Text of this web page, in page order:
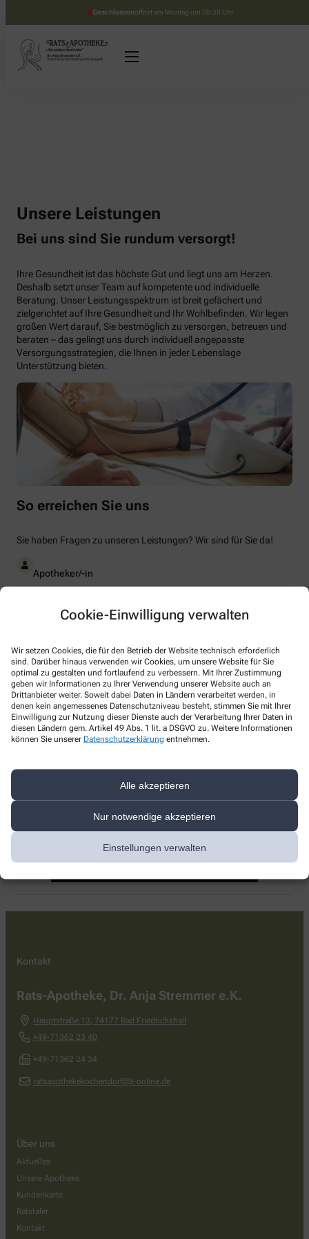
Cookie-Einwilligung verwalten
Wir setzen Cookies, die für den Betrieb der Website technisch erforderlich
sind. Darüber hinaus verwenden wir Cookies, um unsere Website für Sie
optimal zu gestalten und fortlaufend zu verbessern. Mit Ihrer Zustimmung
geben wir Informationen zu Ihrer Verwendung unserer Website auch an
Drittanbieter weiter. Soweit dabei Daten in Ländern verarbeitet werden, in
denen kein angemessenes Datenschutzniveau besteht, stimmen Sie mit Ihrer
Einwilligung zur Nutzung dieser Dienste auch der Verarbeitung Ihrer Daten in
diesen Ländern gem. Artikel 49 Abs. 1 lit. a DSGVO zu. Weitere Informationen
können Sie unserer Datenschutzerklärung entnehmen.
Alle akzeptieren
Nur notwendige akzeptieren
Einstellungen verwalten
Geschlossenöffnet am Montag um 08:30 Uhr
Unsere Leistungen
Bei uns sind Sie rundum versorgt!
Ihre Gesundheit ist das höchste Gut und liegt uns am Herzen.
Deshalb setzt unser Team auf kompetente und individuelle
Beratung. Unser Leistungsspektrum ist breit gefächert und
zielgerichtet auf Ihre Gesundheit und Ihr Wohlbefinden. Wir legen
großen Wert darauf, Sie bestmöglich zu versorgen, betreuen und
beraten – das gelingt uns durch individuell angepasste
Versorgungsstrategien, die Ihnen in jeder Lebenslage
Unterstützung bieten.
So erreichen Sie uns
Sie haben Fragen zu unseren Leistungen? Wir sind für Sie da!
Apotheker/-in
+49-71362 23 40
Faxnummer
+49-71362 24 34
E-Mail-Adresse
Rats-Apotheke, Dr. Anja Stremmer e.K., Hauptstraße
13, 74177 Bad Friedrichshall
Mit dem Laden der Karte stimmen Sie den
Klicken Sie auf „Karte Laden“, um Google
Cookie-Richtlinie
Kontakt
Rats-Apotheke, Dr. Anja Stremmer e.K.
Hauptstraße 13 74177 Bad Friedrichshall
+49-71362 23 40
+49-71362 24 34
ratsapothekekochendorf@t-online.de
Über uns
Aktuelles
Unsere Apotheke
Kundenkarte
Ratstaler
Kontakt